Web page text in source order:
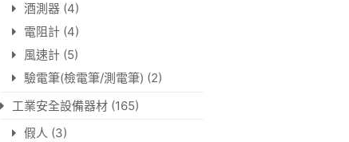
酒測器 (4)
電阻計 (4)
風速計 (5)
驗電筆(檢電筆/測電筆) (2)
工業安全設備器材 (165)
假人 (3)